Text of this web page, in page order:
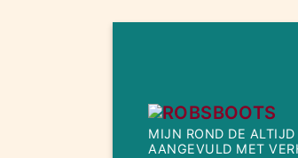
inhoud
MIJN ROND DE
AANGEVULD MET